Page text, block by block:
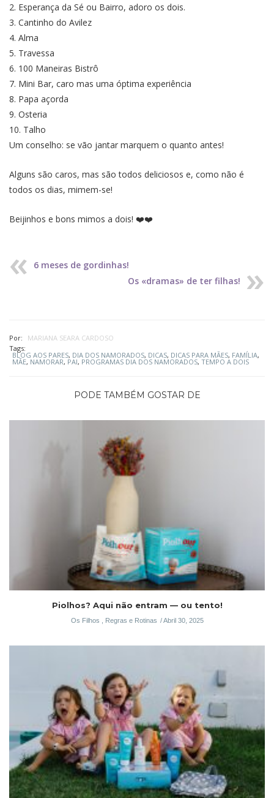
2. Esperança da Sé ou Bairro, adoro os dois.
3. Cantinho do Avilez
4. Alma
5. Travessa
6. 100 Maneiras Bistrô
7. Mini Bar, caro mas uma óptima experiência
8. Papa açorda
9. Osteria
10. Talho
Um conselho: se vão jantar marquem o quanto antes!
Alguns são caros, mas são todos deliciosos e, como não é
todos os dias, mimem-se!
Beijinhos e bons mimos a dois! ❤️❤️
6 meses de gordinhas!
Os «dramas» de ter filhas!
Por:
MARIANA SEARA CARDOSO
Tags:
BLOG AOS PARES, DIA DOS NAMORADOS, DICAS, DICAS PARA MÃES, FAMÍLIA,
MÃE, NAMORAR, PAI, PROGRAMAS DIA DOS NAMORADOS, TEMPO A DOIS
PODE TAMBÉM GOSTAR DE
Piolhos? Aqui não entram — ou tento!
Os Filhos Regras e Rotinas Abril 30, 2025